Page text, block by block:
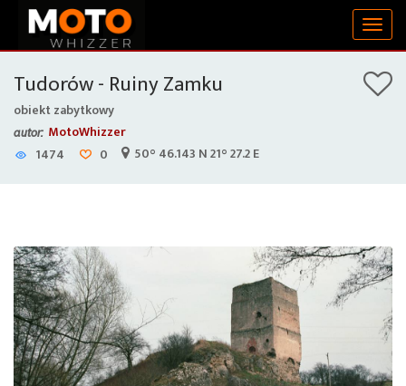
Tudorów - Ruiny Zamku
obiekt zabytkowy
autor: MotoWhizzer
1474
0 50° 46.143 N 21° 27.2 E